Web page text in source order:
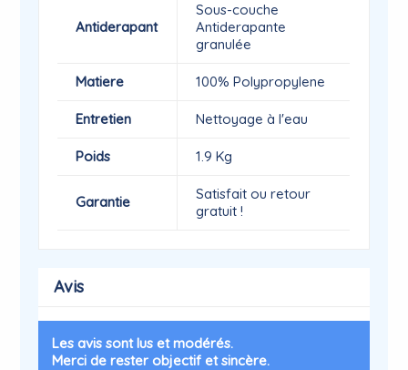
Antiderapant
Sous-couche
Antiderapante
granulée
Matiere 100% Polypropylene
Entretien Nettoyage à l'eau
Poids 1.9 Kg
Garantie
Satisfait ou retour
gratuit !
Avis
Les avis sont lus et modérés.
Merci de rester objectif et sincère.